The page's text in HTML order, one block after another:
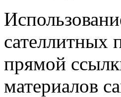
сателлитных
прямой
материалов